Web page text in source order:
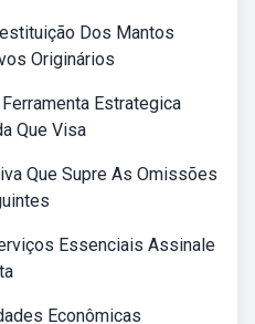
Dos Mantos
Originários
Estrategica
Que Visa
Que Supre As Omissões
Essenciais Assinale
Econômicas